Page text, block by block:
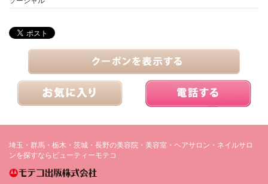
埼玉・群馬・栃木・茨城・長野の美容院・美容室・ヘアサロン・ネイルサロ
ンを探すならビューティーモテコ